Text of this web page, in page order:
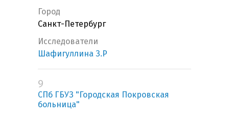
Город
Санкт-Петербург
Исследователи
Шафигуллина З.Р
9
СПб ГБУЗ "Городская Покровская
больница"